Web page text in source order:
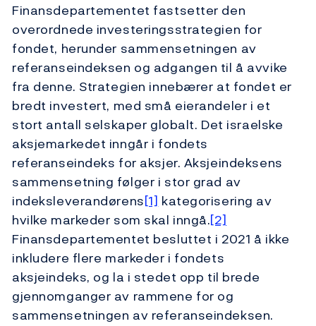
Finansdepartementet fastsetter den
overordnede investeringsstrategien for
fondet, herunder sammensetningen av
referanseindeksen og adgangen til å avvike
fra denne. Strategien innebærer at fondet er
bredt investert, med små eierandeler i et
stort antall selskaper globalt. Det israelske
aksjemarkedet inngår i fondets
referanseindeks for aksjer. Aksjeindeksens
sammensetning følger i stor grad av
indeksleverandørens[1] kategorisering av
hvilke markeder som skal inngå.[2]
Finansdepartementet besluttet i 2021 å ikke
inkludere flere markeder i fondets
aksjeindeks, og la i stedet opp til brede
gjennomganger av rammene for og
sammensetningen av referanseindeksen.